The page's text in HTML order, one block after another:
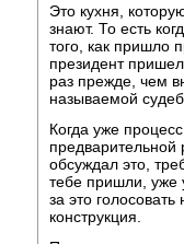
Это кухня,
знают. То есть
того, как пришло
президент
раз прежде, чем
называемой
Когда уже
обсуждал это,
тебе пришли, уже
за это
конструкция.